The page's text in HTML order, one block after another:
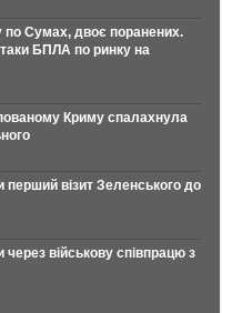
по Сумах, двоє поранених.
БПЛА по ринку на
Криму спалахнула
перший візит Зеленського до
військову співпрацю з